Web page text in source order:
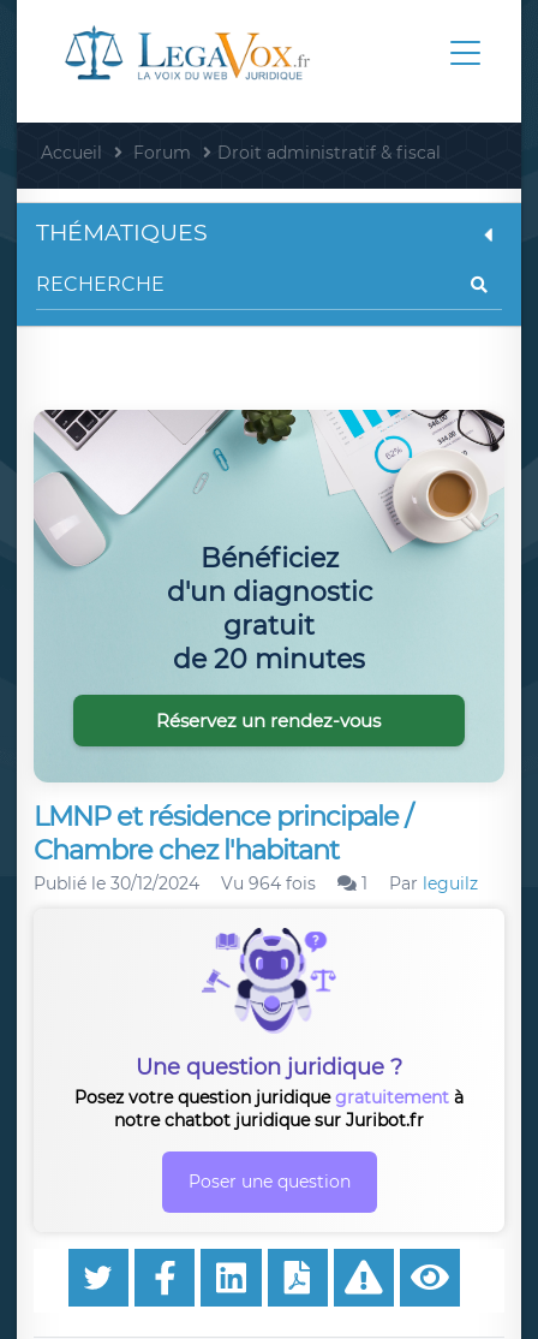
Accueil Forum Droit administratif & fiscal
LMNP et résidence principale /
Chambre chez l'habitant
Publié le 30/12/2024 Vu 964 fois 1 Par leguilz
Une question juridique ?
Posez votre question juridiquegratuitement à
notre chatbot juridique sur Juribot.fr
Poser une question
THÉMATIQUES
Bénéficiez
d'un diagnostic
gratuit
de 20 minutes
Réservez un rendez-vous